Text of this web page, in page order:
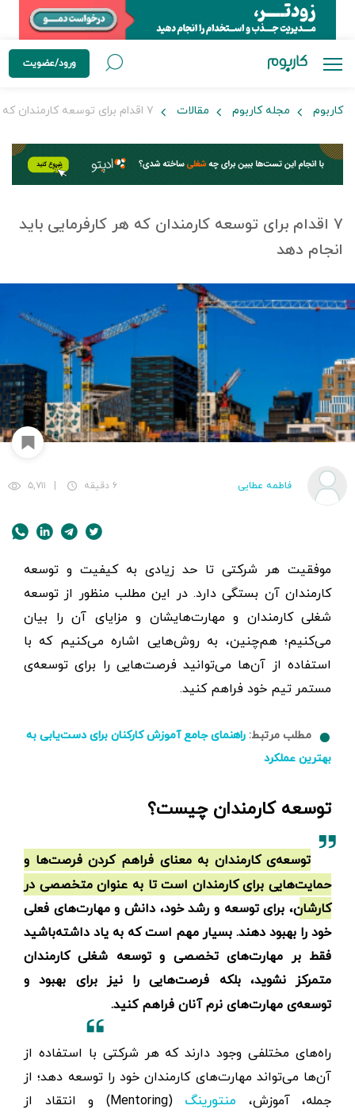
ورود/عضویت
کاربوم مجله کاربوم مقالات
۷ اقدام برای توسعه کارمندان که هر کارفرمایی باید
انجام دهد
فاطمه عطایی ۶ دقیقه ۵,۷۱۱
موفقیت هر شرکتی تا حد زیادی به کیفیت و توسعه
کارمندان آن بستگی دارد. در این مطلب منظور از توسعه
شغلی کارمندان و مهارت‌هایشان و مزایای آن را بیان
می‌کنیم؛ هم‌چنین، به روش‌هایی اشاره می‌کنیم که با
استفاده از آن‌ها می‌توانید فرصت‌هایی را برای توسعه‌ی
مستمر تیم خود فراهم کنید.
مطلب مرتبط: راهنمای جامع آموزش کارکنان برای دست‌یابی به
بهترین عملکرد
توسعه کارمندان چیست؟
توسعه‌ی کارمندان به معنای فراهم کردن فرصت‌ها و
حمایت‌هایی برای کارمندان است تا به عنوان متخصصی در
کارشان، برای توسعه و رشد خود، دانش و مهارت‌های فعلی
خود را بهبود دهند. بسیار مهم است که به یاد داشته‌باشید
فقط بر مهارت‌های تخصصی و توسعه شغلی کارمندان
متمرکز نشوید، بلکه فرصت‌هایی را نیز برای بهبود و
توسعه‌ی مهارت‌های نرم آنان فراهم کنید.
راه‌های مختلفی وجود دارند که هر شرکتی با استفاده از
آن‌ها می‌تواند مهارت‌های کارمندان خود را توسعه دهد؛ از
جمله، آموزش،
منتورینگ
(Mentoring) و انتقاد از